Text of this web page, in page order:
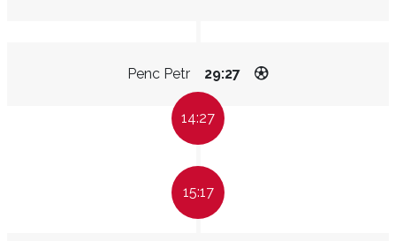
Penc Petr 29:27
14:27
15:17